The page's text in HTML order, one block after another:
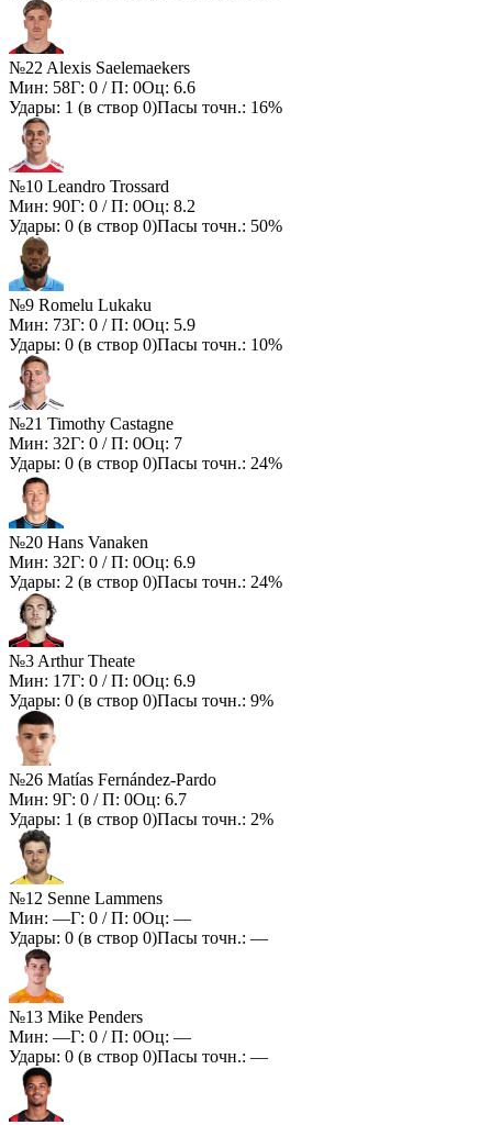
№22 Alexis Saelemaekers
Мин: 58Г: 0 / П: 0Оц: 6.6
Удары: 1 (в створ 0)Пасы точн.: 16%
№10 Leandro Trossard
Мин: 90Г: 0 / П: 0Оц: 8.2
Удары: 0 (в створ 0)Пасы точн.: 50%
№9 Romelu Lukaku
Мин: 73Г: 0 / П: 0Оц: 5.9
Удары: 0 (в створ 0)Пасы точн.: 10%
№21 Timothy Castagne
Мин: 32Г: 0 / П: 0Оц: 7
Удары: 0 (в створ 0)Пасы точн.: 24%
№20 Hans Vanaken
Мин: 32Г: 0 / П: 0Оц: 6.9
Удары: 2 (в створ 0)Пасы точн.: 24%
№3 Arthur Theate
Мин: 17Г: 0 / П: 0Оц: 6.9
Удары: 0 (в створ 0)Пасы точн.: 9%
№26 Matías Fernández-Pardo
Мин: 9Г: 0 / П: 0Оц: 6.7
Удары: 1 (в створ 0)Пасы точн.: 2%
№12 Senne Lammens
Мин: —Г: 0 / П: 0Оц: —
Удары: 0 (в створ 0)Пасы точн.: —
№13 Mike Penders
Мин: —Г: 0 / П: 0Оц: —
Удары: 0 (в створ 0)Пасы точн.: —